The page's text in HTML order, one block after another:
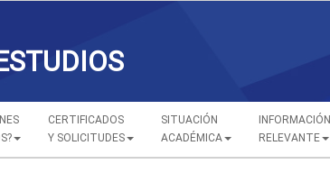
CERTIFICADOS
Y SOLICITUDES
SITUACIÓN
ACADÉMICA
INFORMACIÓN
RELEVANTE